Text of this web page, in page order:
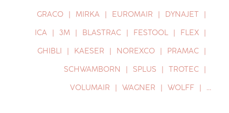
GRACO MIRKA EUROMAIR
DYNAJET
ICA
3M BLASTRAC FESTOOL
FLEX
GHIBLI
KAESER NOREXCO
PRAMAC
SCHWAMBORN
SPLUS
TROTEC
VOLUMAIR
WAGNER WOLFF …